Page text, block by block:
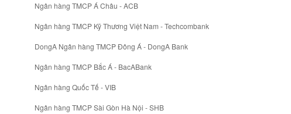
Ngân hàng TMCP Á Châu - ACB
Ngân hàng TMCP Kỹ Thương Việt Nam - Techcombank
DongA Ngân hàng TMCP Đông Á - DongA Bank
Ngân hàng TMCP Bắc Á - BacABank
Ngân hàng Quốc Tế - VIB
Ngân hàng TMCP Sài Gòn Hà Nội - SHB